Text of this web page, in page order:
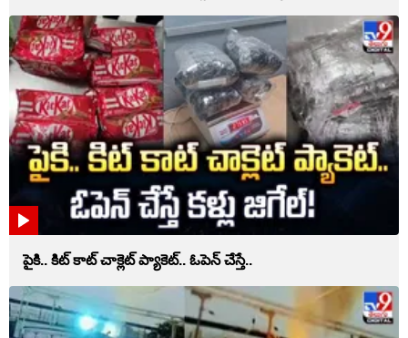
పైకి.. కిట్‌ కాట్‌ చాక్లెట్ ప్యాకెట్‌.. ఓపెన్‌ చేస్తే..